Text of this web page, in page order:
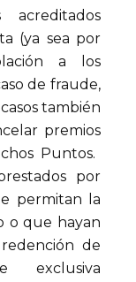
(ya sea por
a los
de fraude,
también
premios
Puntos.
por
permitan la
o que hayan
de
exclusiva